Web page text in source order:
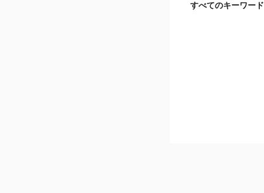
すべてのキーワード